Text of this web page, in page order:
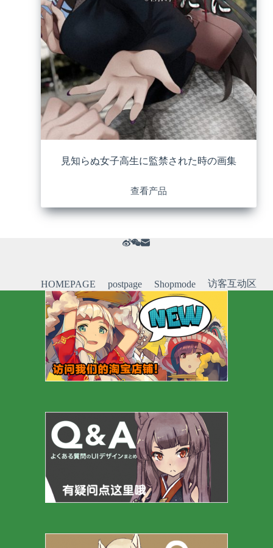
見知らぬ女子高生に監禁された時の画集
查看产品
HOMEPAGE postpage Shopmode 访客互动区